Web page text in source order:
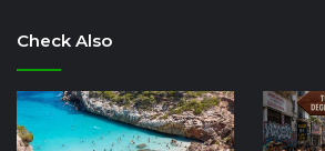
Check Also